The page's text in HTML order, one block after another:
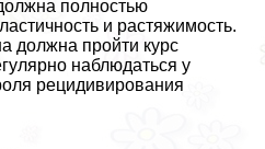
полностью
и растяжимость.
должна пройти курс
наблюдаться у
рецидивирования